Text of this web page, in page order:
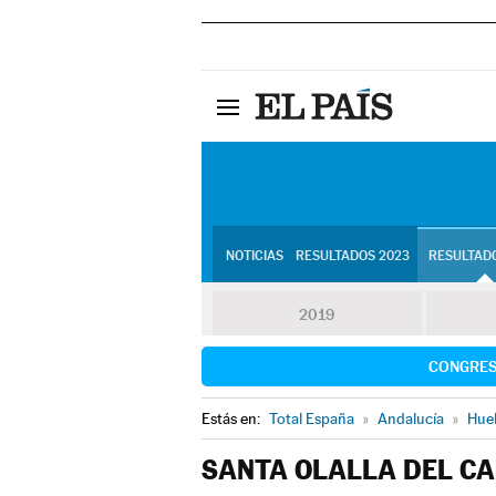
NOTICIAS RESULTADOS 2023
2019
Estás en: Total España » Andalucía »
SANTA OLALLA DEL